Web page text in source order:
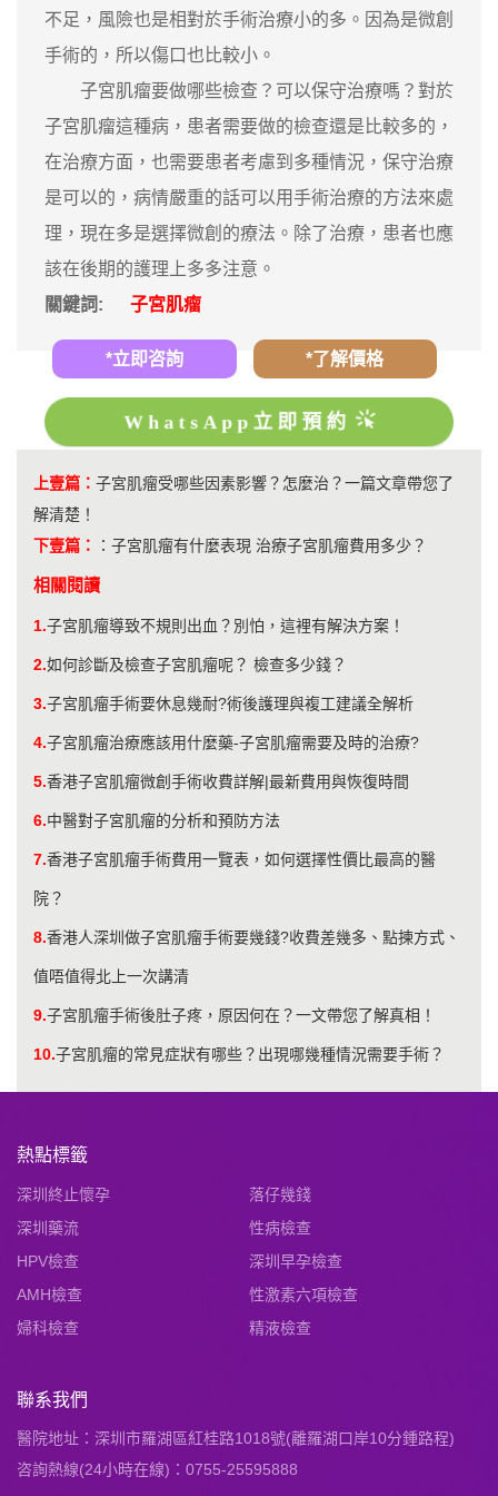
不足，風險也是相對於手術治療小的多。因為是微創
手術的，所以傷口也比較小。
子宮肌瘤要做哪些檢查？可以保守治療嗎？對於
子宮肌瘤這種病，患者需要做的檢查還是比較多的，
在治療方面，也需要患者考慮到多種情況，保守治療
是可以的，病情嚴重的話可以用手術治療的方法來處
理，現在多是選擇微創的療法。除了治療，患者也應
該在後期的護理上多多注意。
關鍵詞:
子宮肌瘤
*立即咨詢 *了解價格
WhatsApp立即預約
上壹篇： 子宮肌瘤受哪些因素影響？怎麼治？一篇文章帶您了
解清楚！
下壹篇：
： 子宮肌瘤有什麼表現 治療子宮肌瘤費用多少？
相關閱讀
1.子宮肌瘤導致不規則出血？別怕，這裡有解決方案！
2.如何診斷及檢查子宮肌瘤呢？ 檢查多少錢？
3.子宮肌瘤手術要休息幾耐?術後護理與複工建議全解析
4.子宮肌瘤治療應該用什麼藥-子宮肌瘤需要及時的治療?
5.香港子宮肌瘤微創手術收費詳解|最新費用與恢復時間
6.中醫對子宮肌瘤的分析和預防方法
7.香港子宮肌瘤手術費用一覽表，如何選擇性價比最高的醫
院？
8.香港人深圳做子宮肌瘤手術要幾錢?收費差幾多、點揀方式、
值唔值得北上一次講清
9.子宮肌瘤手術後肚子疼，原因何在？一文帶您了解真相！
10.子宮肌瘤的常見症狀有哪些？出現哪幾種情況需要手術？
熱點標籤
深圳終止懷孕
落仔幾錢
深圳藥流
性病檢查
HPV檢查
深圳早孕檢查
AMH檢查
性激素六項檢查
婦科檢查
精液檢查
聯系我們
醫院地址：深圳市羅湖區紅桂路1018號(離羅湖口岸10分鍾路程)
咨詢熱線(24小時在線)：0755-25595888